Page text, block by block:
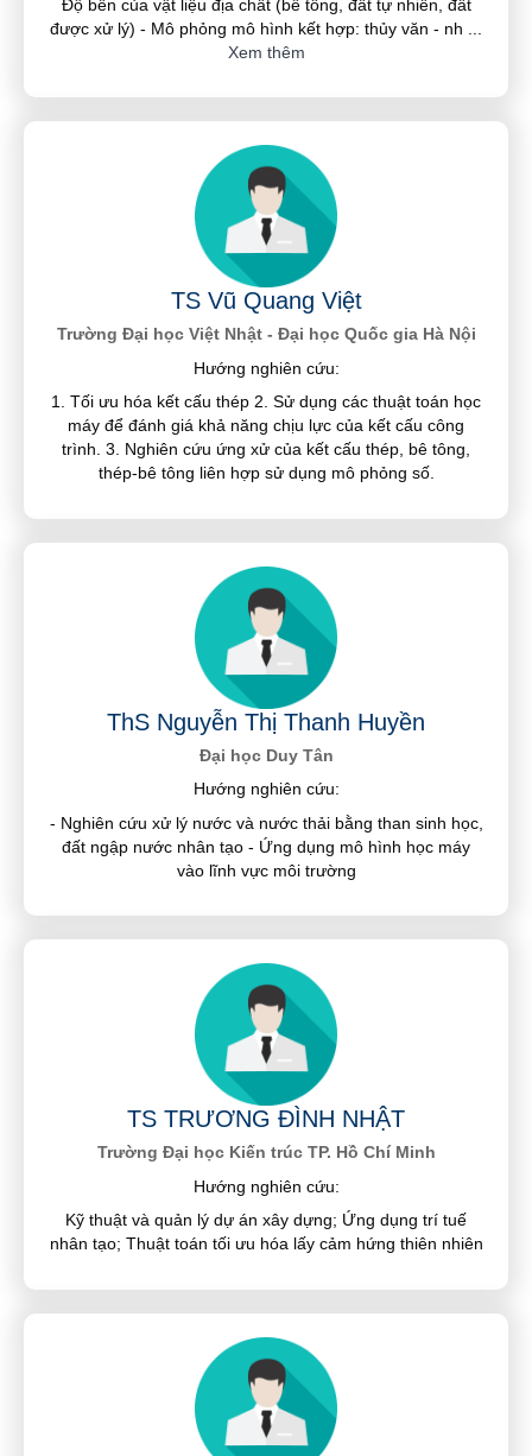
Độ bền của vật liệu địa chất (bê tông, đất tự nhiên, đất
được xử lý) - Mô phỏng mô hình kết hợp: thủy văn - nh
Xem thêm
TS Vũ Quang Việt
Trường Đại học Việt Nhật - Đại học Quốc gia Hà Nội
Hướng nghiên cứu:
1. Tối ưu hóa kết cấu thép 2. Sử dụng các thuật toán học
máy để đánh giá khả năng chịu lực của kết cấu công
trình. 3. Nghiên cứu ứng xử của kết cấu thép, bê tông,
thép-bê tông liên hợp sử dụng mô phỏng số.
ThS Nguyễn Thị Thanh Huyền
Đại học Duy Tân
Hướng nghiên cứu:
- Nghiên cứu xử lý nước và nước thải bằng than sinh học,
đất ngập nước nhân tạo - Ứng dụng mô hình học máy
vào lĩnh vực môi trường
TS TRƯƠNG ĐÌNH NHẬT
Trường Đại học Kiến trúc TP. Hồ Chí Minh
Hướng nghiên cứu:
Kỹ thuật và quản lý dự án xây dựng; Ứng dụng trí tuế
nhân tạo; Thuật toán tối ưu hóa lấy cảm hứng thiên nhiên